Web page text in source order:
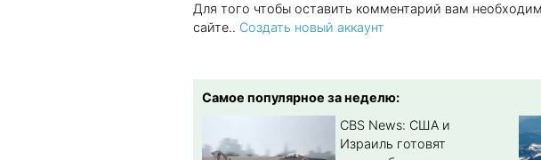
Для того чтобы оставить комментарий вам
сайте.. Создать новый аккаунт
Самое популярное за неделю:
CBS News: США и
Израиль готовят